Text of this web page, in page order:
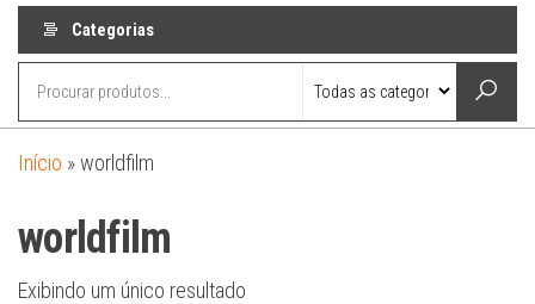
Categorias
Início »worldfilm
worldfilm
Exibindo um único resultado